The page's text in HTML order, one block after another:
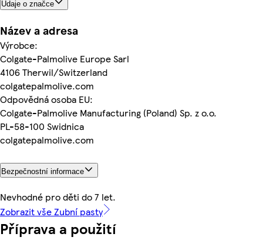
Údaje o značce
Název a adresa
Výrobce:
Colgate-Palmolive Europe Sarl
4106 Therwil/Switzerland
colgatepalmolive.com
Odpovědná osoba EU:
Colgate-Palmolive Manufacturing (Poland) Sp. z o.o.
PL-58-100 Swidnica
colgatepalmolive.com
Bezpečnostní informace
Nevhodné pro děti do 7 let.
Zobrazit vše Zubní pasty
Příprava a použití